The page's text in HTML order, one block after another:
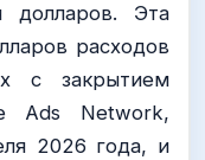
долларов. Эта
расходов
с закрытием
Ads Network,
2026 года, и